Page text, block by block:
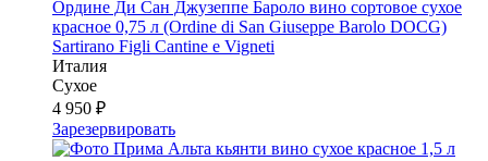
Ордине Ди Сан Джузеппе Бароло вино сортовое сухое
красное 0,75 л (Ordine di San Giuseppe Barolo DOCG)
Sartirano Figli Cantine e Vigneti
Италия
Сухое
4 950 ₽
Зарезервировать